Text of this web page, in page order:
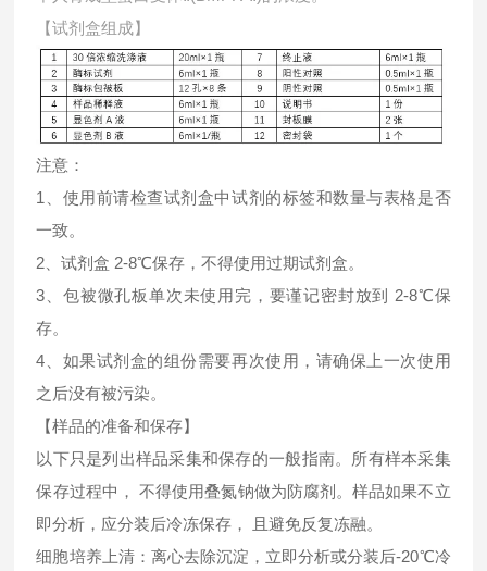
【试剂盒组成】
注意：
1、使用前请检查试剂盒中试剂的标签和数量与表格是否
一致。
2、试剂盒 2-8℃保存，不得使用过期试剂盒。
3、包被微孔板单次未使用完，要谨记密封放到 2-8℃保
存。
4、如果试剂盒的组份需要再次使用，请确保上一次使用
之后没有被污染。
【样品的准备和保存】
以下只是列出样品采集和保存的一般指南。所有样本采集
保存过程中， 不得使用叠氮钠做为防腐剂。样品如果不立
即分析，应分装后冷冻保存， 且避免反复冻融。
细胞培养上清：离心去除沉淀，立即分析或分装后-20℃冷